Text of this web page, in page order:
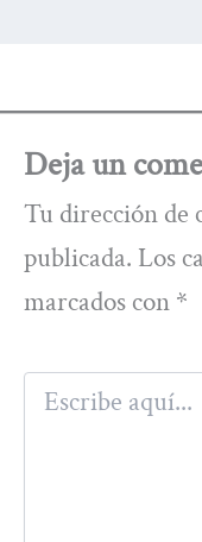
Deja un
Tu dirección de
publicada. Los
marcados con *
Escribe
aquí...